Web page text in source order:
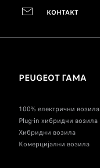
КОНТАКТ
PEUGEOT ГАМА
100% електрични возила
Plug-in хибридни возила
Хибридни возила
Комерцијални возила